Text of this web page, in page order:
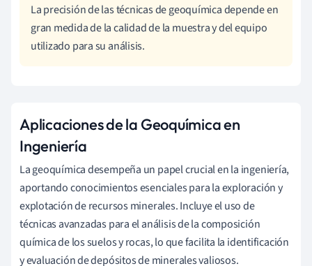
La precisión de las técnicas de geoquímica depende en
gran medida de la calidad de la muestra y del equipo
utilizado para su análisis.
Aplicaciones de la Geoquímica en
Ingeniería
La geoquímica desempeña un papel crucial en la ingeniería,
aportando conocimientos esenciales para la exploración y
explotación de recursos minerales. Incluye el uso de
técnicas avanzadas para el análisis de la composición
química de los suelos y rocas, lo que facilita la identificación
y evaluación de depósitos de minerales valiosos.